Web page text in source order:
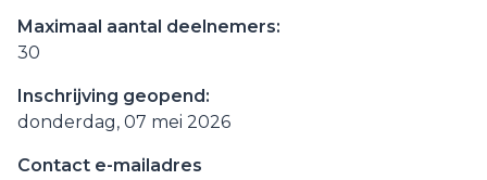
Maximaal aantal deelnemers:
30
Inschrijving geopend:
donderdag, 07 mei 2026
Contact e-mailadres